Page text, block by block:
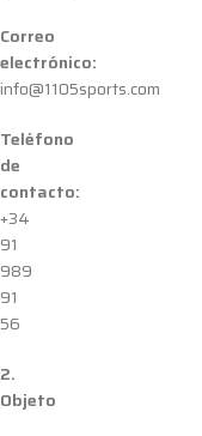
Correo
electrónico:
info@1105sports.com
Teléfono
de
contacto:
+34
91
989
91
56
2.
Objeto